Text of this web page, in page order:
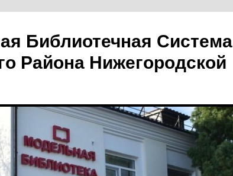
Библиотечная Система
Района Нижегородской